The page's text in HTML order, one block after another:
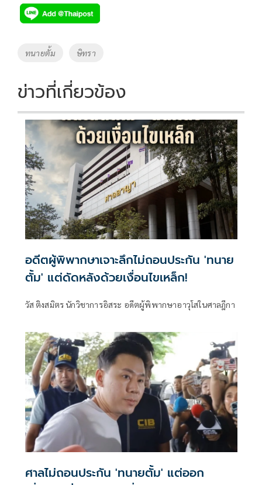
e
b
o
k
tt
er
p
y
Li
k
Tags
ทนายตั้ม ษิทรา
ข่าวที่เกี่ยวข้อง
อดีตผู้พิพากษาเจาะลึกไม่ถอนประกัน 'ทนาย
ตั้ม' แต่ดัดหลังด้วยเงื่อนไขเหล็ก!
วัส ติงสมิตร นักวิชาการอิสระ อดีตผู้พิพากษาอาวุโสในศาลฎีกา
ศาลไม่ถอนประกัน 'ทนายตั้ม' แต่ออก